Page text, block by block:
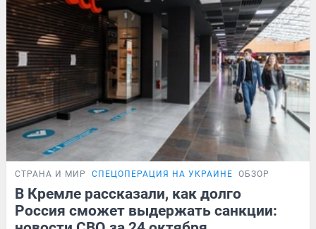
СТРАНА И МИР СПЕЦОПЕРАЦИЯ НА УКРАИНЕ ОБЗОР
В Кремле рассказали, как долго
Россия сможет выдержать санкции: